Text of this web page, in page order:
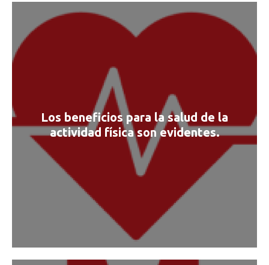
Los beneficios para la salud de la
actividad física son evidentes.